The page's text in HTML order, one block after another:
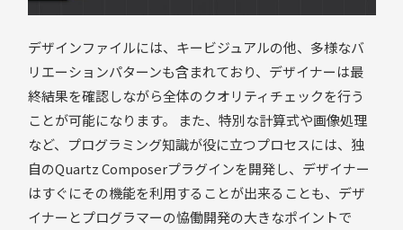
デザインファイルには、キービジュアルの他、多様なバ
リエーションパターンも含まれており、デザイナーは最
終結果を確認しながら全体のクオリティチェックを行う
ことが可能になります。 また、特別な計算式や画像処理
など、プログラミング知識が役に立つプロセスには、独
自のQuartz Composerプラグインを開発し、デザイナー
はすぐにその機能を利用することが出来ることも、デザ
イナーとプログラマーの恊働開発の大きなポイントで